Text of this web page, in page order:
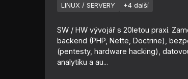
LINUX / SERVERY
+4 další
SW / HW vývojář s 20letou praxí.
backend (PHP, Nette, Doctrine),
(pentesty, hardware hacking),
analytiku a au...